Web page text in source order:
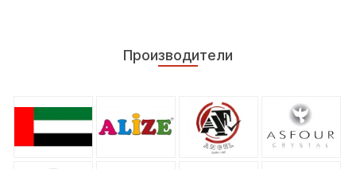
Производители